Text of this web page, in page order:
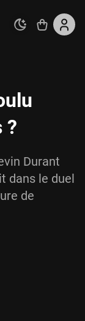
?
Durant
dans le duel
de